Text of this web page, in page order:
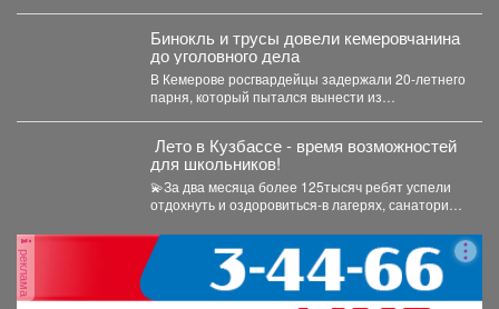
Бинокль и трусы довели кемеровчанина
до уголовного дела
В Кемерове росгвардейцы задержали 20-летнего
парня, который пытался вынести из
️ Лето в Кузбассе - время возможностей
для школьников!
💫За два месяца более 125тысяч ребят успели
отдохнуть и оздоровиться-в лагерях, санаториях
реклама